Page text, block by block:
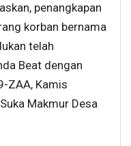
penangkapan
korban bernama
telah
Beat dengan
ZAA, Kamis
Makmur Desa